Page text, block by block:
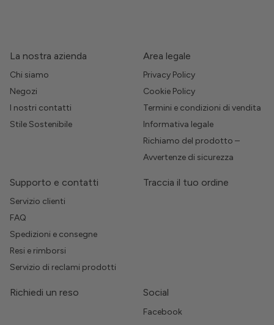
La nostra azienda
Chi siamo
Negozi
I nostri contatti
Stile Sostenibile
Area legale
Privacy Policy
Cookie Policy
Termini e condizioni di vendita
Informativa legale
Richiamo del prodotto –
Avvertenze di sicurezza
Supporto e contatti
Servizio clienti
FAQ
Spedizioni e consegne
Resi e rimborsi
Servizio di reclami prodotti
Traccia il tuo ordine
Richiedi un reso Social
Facebook